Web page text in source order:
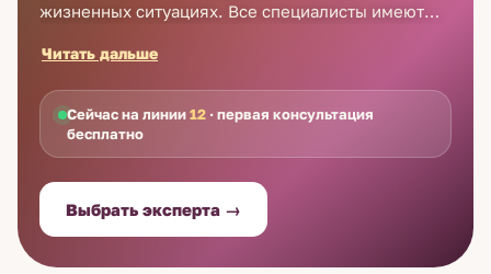
жизненных ситуациях. Все специалисты имеют
люди помогли многим женщинам и мужчинам.
Самые сильные экстрасенсы в Оренбурге
работают у нас и всегда готовы оказать
консультативную помощь! Прием экстрасенса в
Оренбурге осуществляется наиболее удобным
способом – Вам не придется никуда ехать,
специалист тотчас поможет Вам посредством
индивидуальной онлайн консультации либо при
личном телефонном общении. Не оставляйте свои
Читать дальше
Сейчас на линии12 · первая консультация
бесплатно
Выбрать эксперта →